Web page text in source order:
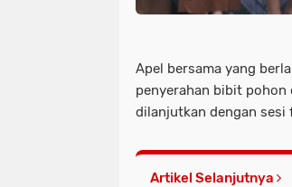
Apel bersama yang
penyerahan bibit pohon
dilanjutkan dengan sesi
Artikel Selanjutnya